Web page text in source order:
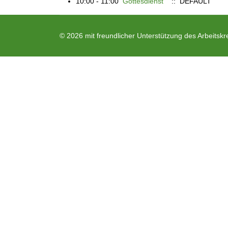
© 2026 mit freundlicher Unterstützung des